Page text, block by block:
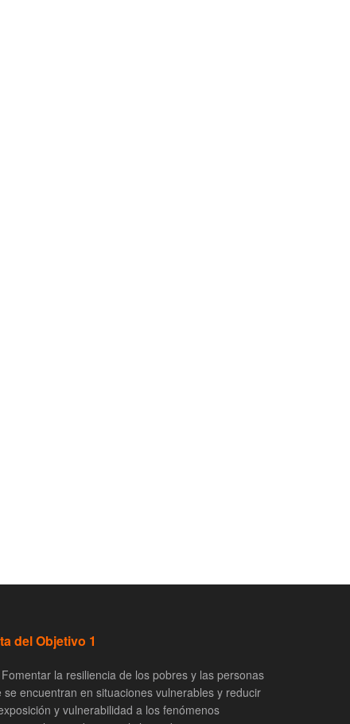
del Objetivo 1
la resiliencia de los pobres y las personas
se encuentran en situaciones vulnerables y reducir
y vulnerabilidad a los fenómenos